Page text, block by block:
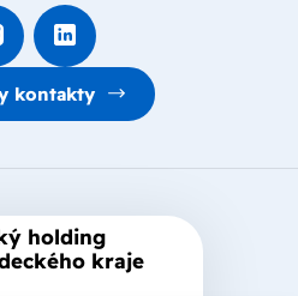
kontakty
holding
kraje